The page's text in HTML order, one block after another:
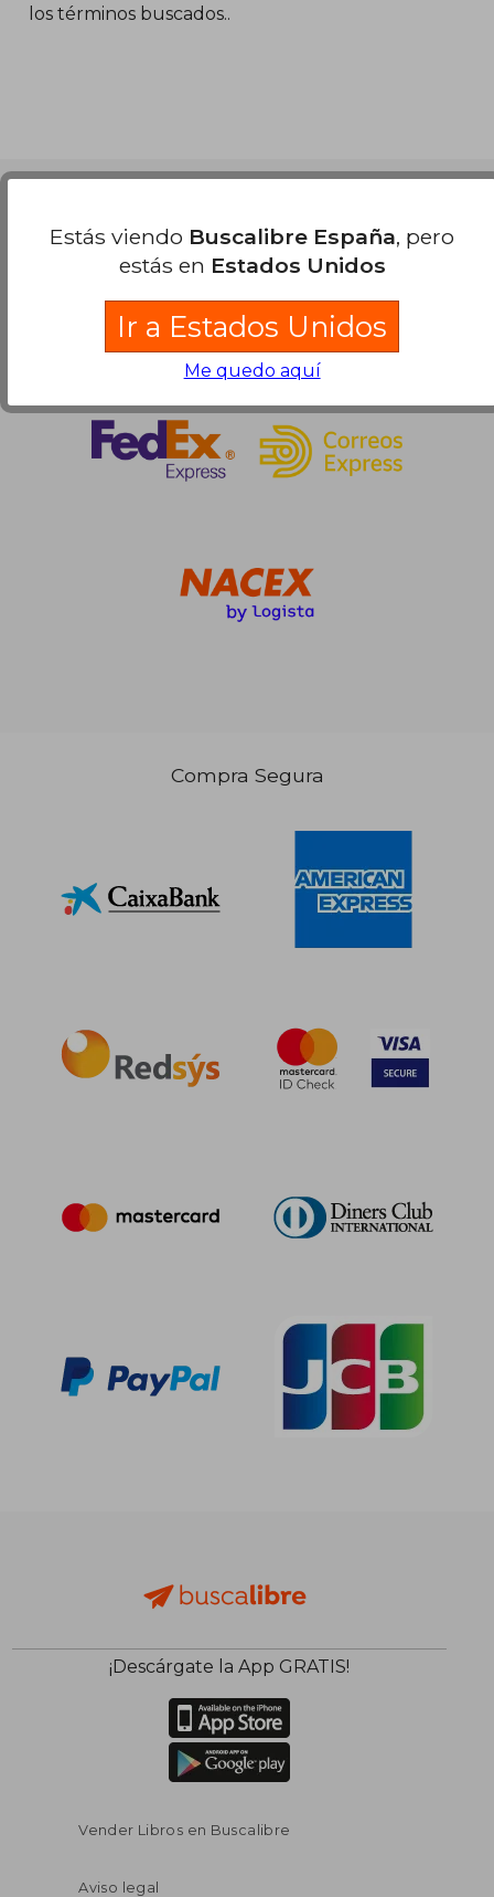
los términos buscados..
Compra Segura
¡Descárgate la App GRATIS!
Vender Libros en Buscalibre
Aviso legal
Estás viendo Buscalibre España, pero
estás en Estados Unidos
Ir a Estados Unidos
Me quedo aquí